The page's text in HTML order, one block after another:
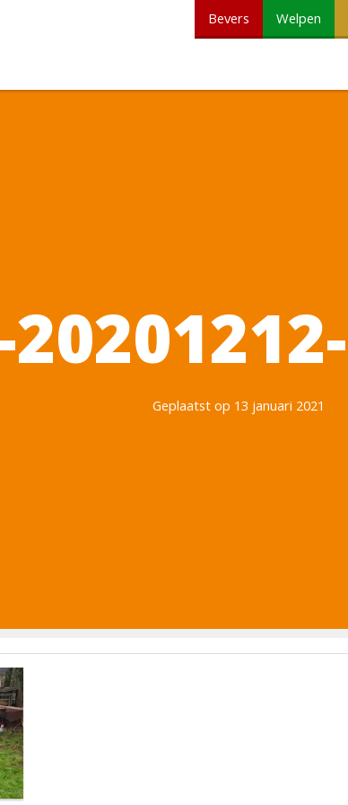
Bevers Welpen
Geplaatst op 13 januari 2021